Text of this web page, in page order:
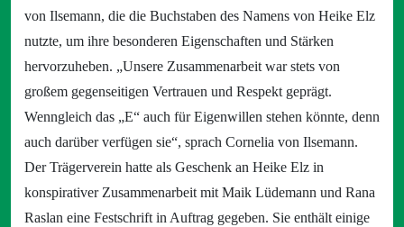
von Ilsemann, die die Buchstaben des Namens von Heike Elz
nutzte, um ihre besonderen Eigenschaften und Stärken
hervorzuheben. „Unsere Zusammenarbeit war stets von
großem gegenseitigen Vertrauen und Respekt geprägt.
Wenngleich das „E“ auch für Eigenwillen stehen könnte, denn
auch darüber verfügen sie“, sprach Cornelia von Ilsemann.
Der Trägerverein hatte als Geschenk an Heike Elz in
konspirativer Zusammenarbeit mit Maik Lüdemann und Rana
Raslan eine Festschrift in Auftrag gegeben. Sie enthält einige